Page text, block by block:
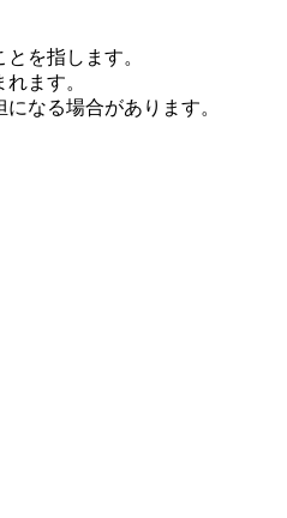
を指します。
ます。
なる場合があります。